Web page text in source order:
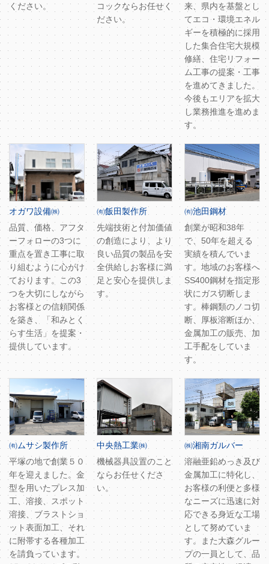
ください。
コックならお任せく
ださい。
来、県内を基盤とし
てエコ・環境エネル
ギーを積極的に採用
した集合住宅大規模
修繕、住宅リフォー
ム工事の提案・工事
を進めてきました。
今後もエリアを拡大
し業務推進を進めま
す。
オガワ設備㈱
品質、価格、アフタ
ーフォローの3つに
重点を置き工事に取
り組むように心がけ
ております。この3
つを大切にしながら
お客様との信頼関係
を築き、「和みとく
らす生活」を提案・
提供しています。
㈲飯田製作所
先端技術と付加価値
の創造により、より
良い品質の製品を安
全供給しお客様に満
足と安心を提供しま
す。
㈲池田鋼材
創業が昭和38年
で、50年を超える
実績を積んでいま
す。地域のお客様へ
SS400鋼材を指定形
状にガス切断しま
す。棒鋼類のノコ切
断、厚板溶断ほか、
金属加工の販売、加
工手配をしていま
す。
㈲ムサシ製作所
平塚の地で創業５０
年を迎えました。金
型を用いたプレス加
工、溶接、スポット
溶接、ブラストショ
ット表面加工、それ
に附帯する各種加工
を請負っています。
中央熱工業㈱
機械器具設置のこと
ならお任せくださ
い。
㈱湘南ガルバー
溶融亜鉛めっき及び
金属加工に特化し、
お客様の利便と多様
なニーズに迅速に対
応できる身近な工場
として努めていま
す。また大森グルー
プの一員として、品